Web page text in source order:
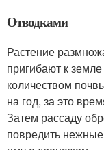
Отводками
Растение
пригибают к
количеством
на год, за это
Затем рассаду
повредить